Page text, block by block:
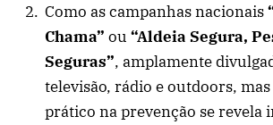
Como as campanhas nacionais
Chama” ou “Aldeia Segura,
Seguras”, amplamente
televisão, rádio e outdoors,
prático na prevenção se revela